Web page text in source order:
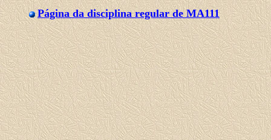
Página da disciplina regular de MA111